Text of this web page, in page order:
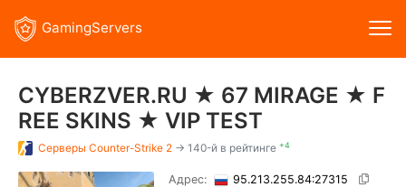
GamingServers
CYBERZVER.RU ★ 67 MIRAGE ★ F
REE SKINS ★ VIP TEST
Серверы Counter-Strike 2 → 140-й в рейтинге +4
Адрес:
95.213.255.84:27315